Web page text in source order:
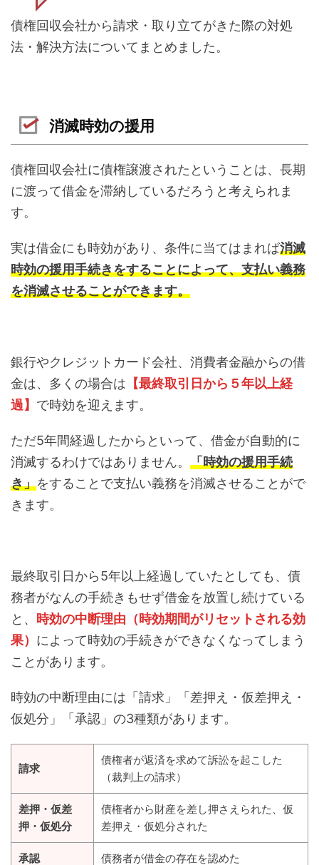
債権回収会社から請求・取り立てがきた際の対処
法・解決方法についてまとめました。
消滅時効の援用
債権回収会社に債権譲渡されたということは、長期
に渡って借金を滞納しているだろうと考えられま
す。
実は借金にも時効があり、条件に当てはまれば消滅
時効の援用手続きをすることによって、支払い義務
を消滅させることができます。
銀行やクレジットカード会社、消費者金融からの借
金は、多くの場合は 【最終取引日から５年以上経
過】 で時効を迎えます。
ただ5年間経過したからといって、借金が自動的に
消滅するわけではありません。 「時効の援用手続
き」をすることで支払い義務を消滅させることがで
きます。
最終取引日から5年以上経過していたとしても、債
務者がなんの手続きもせず借金を放置し続けている
と、 時効の中断理由（時効期間がリセットされる効
果） によって時効の手続きができなくなってしまう
ことがあります。
時効の中断理由には「請求」「差押え・仮差押え・
仮処分」「承認」の3種類があります。
請求
債権者が返済を求めて訴訟を起こした
（裁判上の請求）
差押・仮差
押・仮処分
債権者から財産を差し押さえられた、仮
差押え・仮処分された
承認 債務者が借金の存在を認めた